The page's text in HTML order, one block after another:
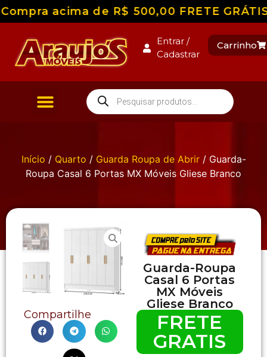
acima de R$ 500,00 FRETE
Entrar /
Cadastrar
Carrinho
Início / Quarto / Guarda Roupa de Abrir/ Guarda-
Roupa Casal 6 Portas MX Móveis Gliese Branco
Compartilhe
Guarda-Roupa
Casal 6 Portas
MX Móveis
Gliese Branco
FRETE
GRATIS